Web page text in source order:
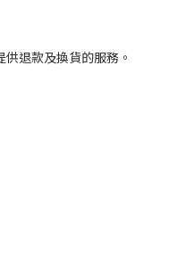
退款及換貨的服務。